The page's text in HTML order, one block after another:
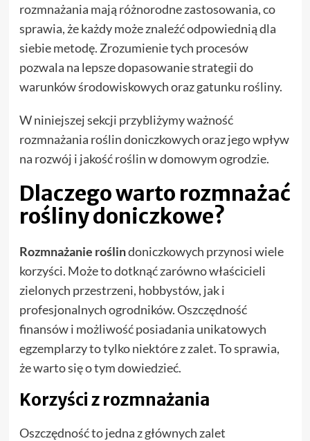
rozmnażania mają różnorodne zastosowania, co
sprawia, że każdy może znaleźć odpowiednią dla
siebie metodę. Zrozumienie tych procesów
pozwala na lepsze dopasowanie strategii do
warunków środowiskowych oraz gatunku rośliny.
W niniejszej sekcji przybliżymy ważność
rozmnażania roślin doniczkowych oraz jego wpływ
na rozwój i jakość roślin w domowym ogrodzie.
Dlaczego warto rozmnażać
rośliny doniczkowe?
Rozmnażanie roślindoniczkowych przynosi wiele
korzyści. Może to dotknąć zarówno właścicieli
zielonych przestrzeni, hobbystów, jak i
profesjonalnych ogrodników. Oszczędność
finansów i możliwość posiadania unikatowych
egzemplarzy to tylko niektóre z zalet. To sprawia,
że warto się o tym dowiedzieć.
Korzyści z rozmnażania
Oszczędność to jedna z głównych zalet